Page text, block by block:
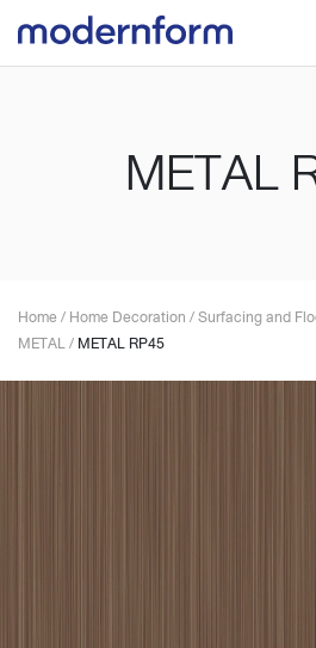
METAL
Home/Home Decoration/Surfacing and
METAL/METAL RP45